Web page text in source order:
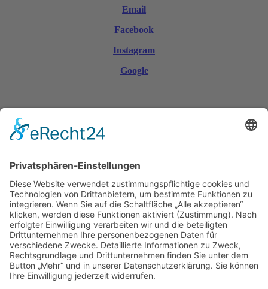
Email
Facebook
Instagram
Google
© Copyright 2026 | Werbegemeinschaft Bestwig e. V.
Startseite
Aktionen
Anzeigen
Anzeigen Stellenangebote
Ausbildungsbetriebe
Gewerbeschau
Gobal gedacht - lokal gekauft
Gutscheine
Ostern
Sonderseiten